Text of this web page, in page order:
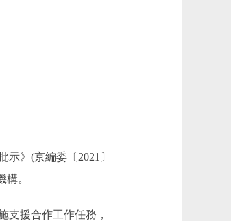
》(京編委〔2021〕
。
援合作工作任務，